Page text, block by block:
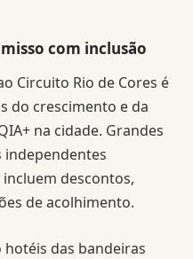
com inclusão
Circuito Rio de Cores é
do crescimento e da
na cidade. Grandes
descontos,
de acolhimento.
das bandeiras